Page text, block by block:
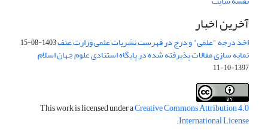
آخرین اخبار
اخذ درجه "علمی" و درج در فهرست نشریات علمی وزارت عتف1403-08-15
نمایه سازی مقالات پذیرفته شده در پایگاه استنادی علوم جهان اسلام
1397-10-11
This work is licensed under aCreative Commons Attribution 4.0
International License
.